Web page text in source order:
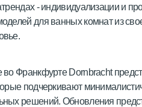
- индивидуализации и
для ванных комнат из
во Франкфурте Dornbracht
подчеркивают
решений. Обновления